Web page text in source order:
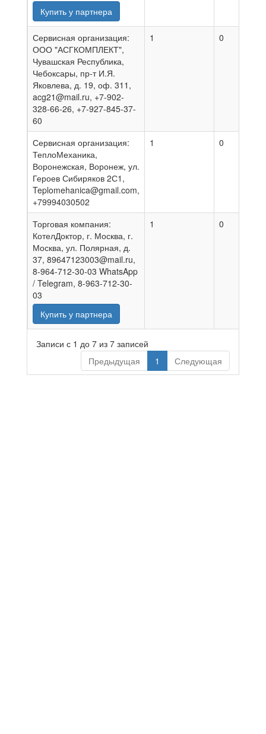
Купить у партнера
Сервисная организация:
ООО "АСГКОМПЛЕКТ",
Чувашская Республика,
Чебоксары, пр-т И.Я.
Яковлева, д. 19, оф. 311,
acg21@mail.ru, +7-902-
328-66-26, +7-927-845-37-
60
1 0
Сервисная организация:
ТеплоМеханика,
Воронежская, Воронеж, ул.
Героев Сибиряков 2С1,
Teplomehanica@gmail.com,
+79994030502
1 0
Торговая компания:
КотелДоктор, г. Москва, г.
Москва, ул. Полярная, д.
37, 89647123003@mail.ru,
8-964-712-30-03 WhatsApp
/ Telegram, 8-963-712-30-
03
Купить у партнера
1 0
Записи с 1 до 7 из 7 записей
Предыдущая
1 Следующая